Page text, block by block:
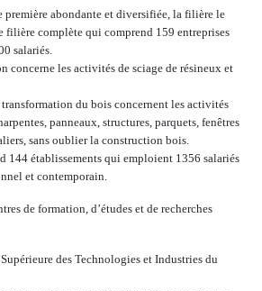
première abondante et diversifiée, la filière le
filière complète qui comprend 159 entreprises
salariés.
concerne les activités de sciage de résineux et
du bois concernent les activités
panneaux, structures, parquets, fenêtres
sans oublier la construction bois.
144 établissements qui emploient 1356 salariés
et contemporain.
de formation, d’études et de recherches
des Technologies et Industries du